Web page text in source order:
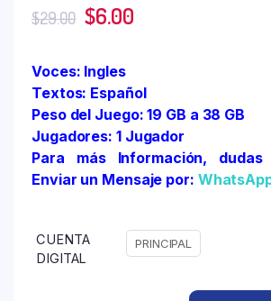
$29.00 $6.00
Voces: Ingles
Textos: Español
Peso del Juego: 19 GB a 38 GB
Jugadores: 1 Jugador
Para más Información,
Enviar un Mensaje por:
CUENTA
DIGITAL
PRINCIPAL